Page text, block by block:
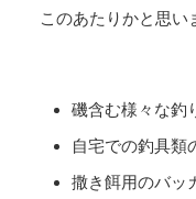
このあたりかと思
磯含む様々な釣
自宅での釣具類
撒き餌用のバッ